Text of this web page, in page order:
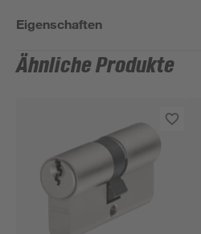
Eigenschaften
Ähnliche Produkte